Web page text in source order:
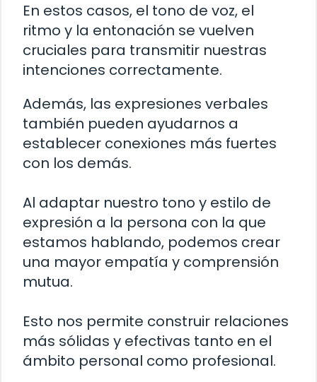
En estos casos, el tono de voz, el
ritmo y la entonación se vuelven
cruciales para transmitir nuestras
intenciones correctamente.
Además, las expresiones verbales
también pueden ayudarnos a
establecer conexiones más fuertes
con los demás.
Al adaptar nuestro tono y estilo de
expresión a la persona con la que
estamos hablando, podemos crear
una mayor empatía y comprensión
mutua.
Esto nos permite construir relaciones
más sólidas y efectivas tanto en el
ámbito personal como profesional.